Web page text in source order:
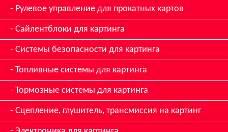
Рулевое управление для прокатных картов
Сайлентблоки для картинга
Системы безопасности для картинга
Топливные системы для картинга
Тормозные системы для картинга
Сцепление, глушитель, трансмиссия на картинг